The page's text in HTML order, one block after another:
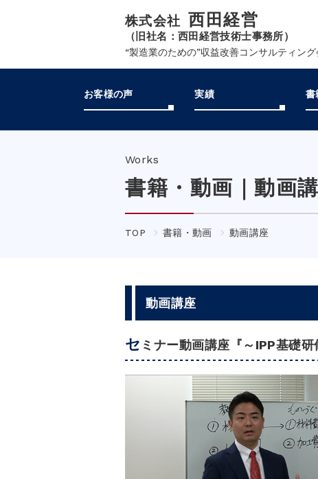
株式会社 西田経営
（旧社名：西田経営技術士事務所）
“製造業のための”収益改善コンサルティング
お客様の声 実績 書
Works
書籍・動画｜ 動画
TOP 書籍・動画 動画講座
動画講座
セ ミナー動画講座『～IPP基礎